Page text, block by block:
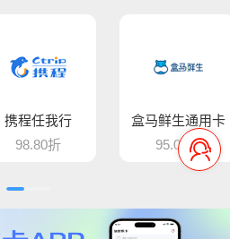
销卡较快，欢迎提交！
您好 平台新增中百提货券 骏卡益汇卡 骏卡随心卡 欢迎大家前来提交
携程任我行
98.80折
盒马鲜生通用卡
95.00折